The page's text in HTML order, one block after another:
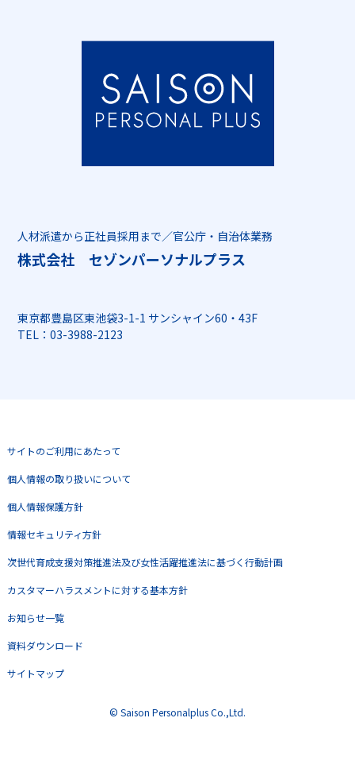
インフォメーション
採用情報
お問い合わせ
人材派遣から正社員採用まで／官公庁・自治体業務
株式会社 セゾンパーソナルプラス
東京都豊島区東池袋3-1-1 サンシャイン60・43F
TEL：03-3988-2123
サイトのご利用にあたって
個人情報の取り扱いについて
個人情報保護方針
情報セキュリティ方針
次世代育成支援対策推進法及び女性活躍推進法に基づく行動計画
カスタマーハラスメントに対する基本方針
お知らせ一覧
資料ダウンロード
サイトマップ
© Saison Personalplus Co.,Ltd.